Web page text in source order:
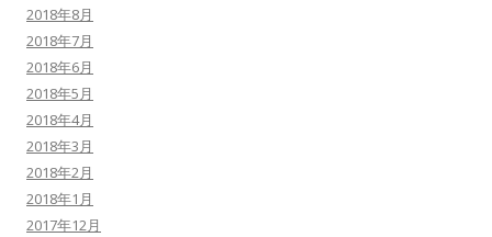
2018年8月
2018年7月
2018年6月
2018年5月
2018年4月
2018年3月
2018年2月
2018年1月
2017年12月